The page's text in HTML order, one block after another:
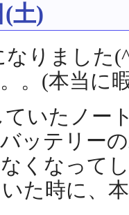
(土)
りました
。(本当に
いたノー
ッテリー
くなって
た時に、